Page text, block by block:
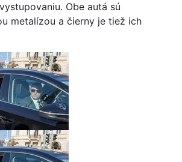
Obe autá sú
metalízou a čierny je tiež ich